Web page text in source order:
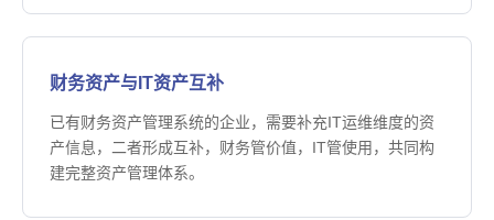
财务资产与IT资产互补
已有财务资产管理系统的企业，需要补充IT运维维度的资
产信息，二者形成互补，财务管价值，IT管使用，共同构
建完整资产管理体系。